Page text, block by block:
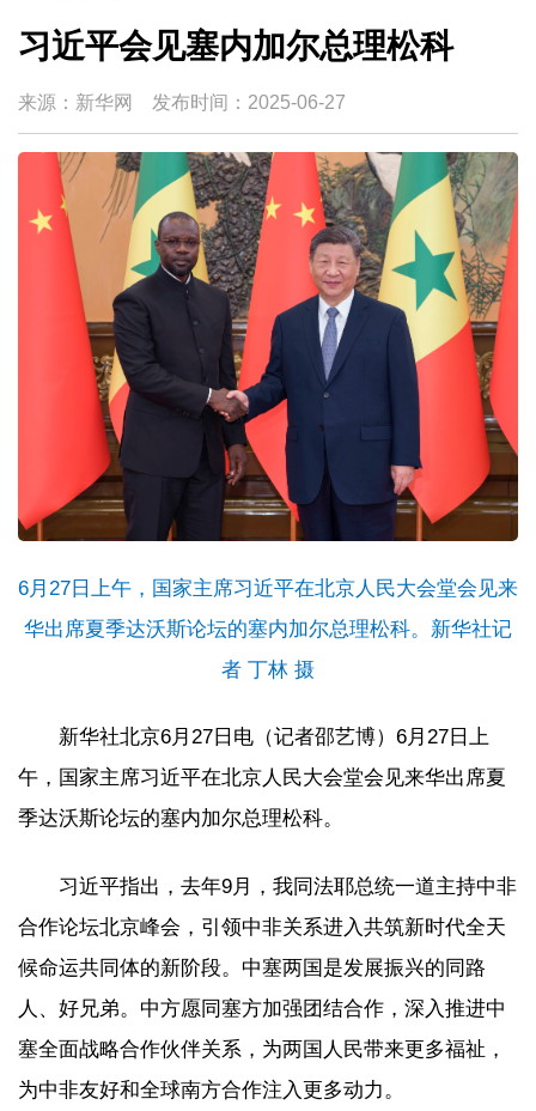
习近平会见塞内加尔总理松科
来源：新华网 发布时间： 2025-06-27
6月27日上午，国家主席习近平在北京人民大会堂会见来
华出席夏季达沃斯论坛的塞内加尔总理松科。新华社记
者 丁林 摄
新华社北京6月27日电（记者邵艺博）6月27日上
午，国家主席习近平在北京人民大会堂会见来华出席夏
季达沃斯论坛的塞内加尔总理松科。
习近平指出，去年9月，我同法耶总统一道主持中非
合作论坛北京峰会，引领中非关系进入共筑新时代全天
候命运共同体的新阶段。中塞两国是发展振兴的同路
人、好兄弟。中方愿同塞方加强团结合作，深入推进中
塞全面战略合作伙伴关系，为两国人民带来更多福祉，
为中非友好和全球南方合作注入更多动力。